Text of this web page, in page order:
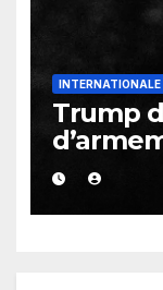
INTERNATIONALE
Trump
s’en